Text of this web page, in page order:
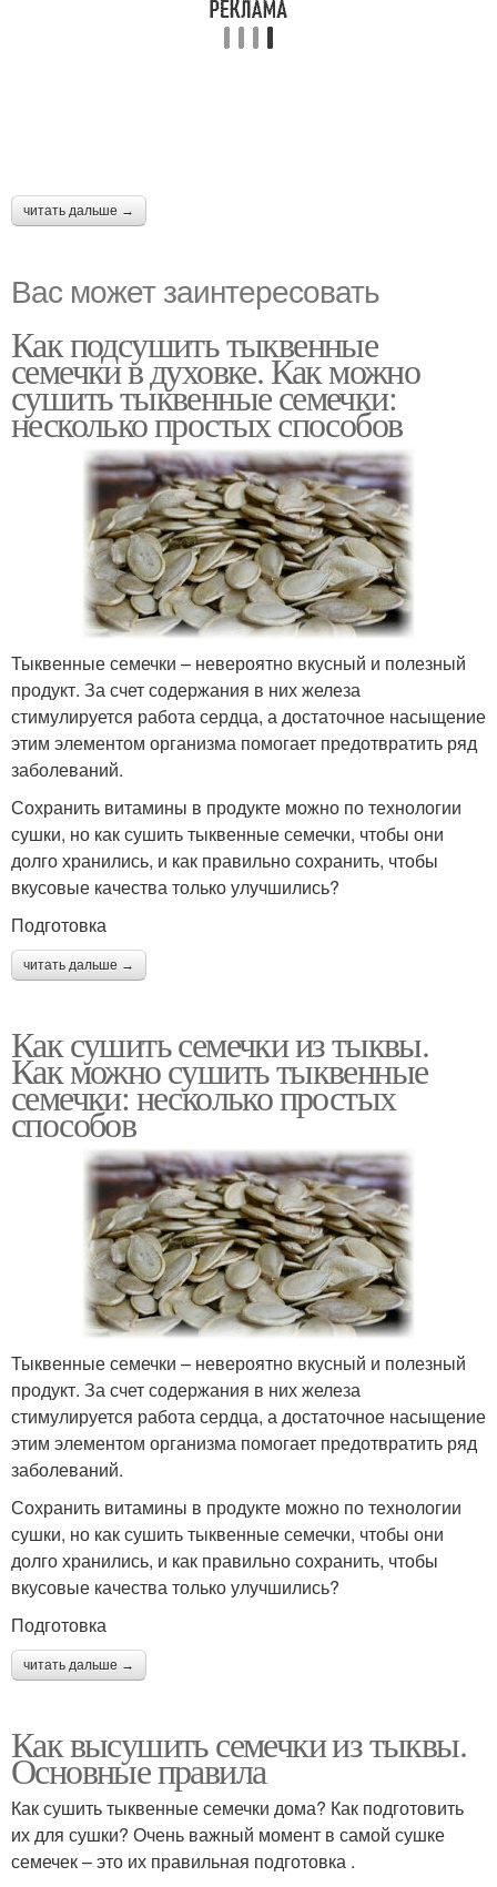
читать дальше →
Вас может заинтересовать
Как подсушить тыквенные
семечки в духовке. Как можно
сушить тыквенные семечки:
несколько простых способов
Тыквенные семечки – невероятно вкусный и полезный
продукт. За счет содержания в них железа
стимулируется работа сердца, а достаточное насыщение
этим элементом организма помогает предотвратить ряд
заболеваний.
Сохранить витамины в продукте можно по технологии
сушки, но как сушить тыквенные семечки, чтобы они
долго хранились, и как правильно сохранить, чтобы
вкусовые качества только улучшились?
Подготовка
читать дальше →
Как сушить семечки из тыквы.
Как можно сушить тыквенные
семечки: несколько простых
способов
Тыквенные семечки – невероятно вкусный и полезный
продукт. За счет содержания в них железа
стимулируется работа сердца, а достаточное насыщение
этим элементом организма помогает предотвратить ряд
заболеваний.
Сохранить витамины в продукте можно по технологии
сушки, но как сушить тыквенные семечки, чтобы они
долго хранились, и как правильно сохранить, чтобы
вкусовые качества только улучшились?
Подготовка
читать дальше →
Как высушить семечки из тыквы.
Основные правила
Как сушить тыквенные семечки дома? Как подготовить
их для сушки? Очень важный момент в самой сушке
семечек – это их правильная подготовка .